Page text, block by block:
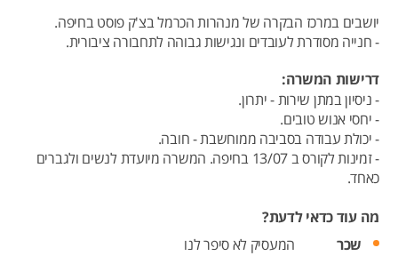
יושבים במרכז הבקרה של מנהרות הכרמל בצ'ק פוסט בחיפה.
- חנייה מסודרת לעובדים ונגישות גבוהה לתחבורה ציבורית.
דרישות המשרה:
- ניסיון במתן שירות - יתרון.
- יחסי אנוש טובים.
- יכולת עבודה בסביבה ממוחשבת - חובה.
- זמינות לקורס ב 13/07 בחיפה. המשרה מיועדת לנשים ולגברים
כאחד.
מה עוד כדאי לדעת?
שכר
המעסיק לא סיפר לנו